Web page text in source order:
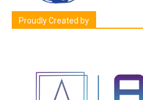
Proudly Created by